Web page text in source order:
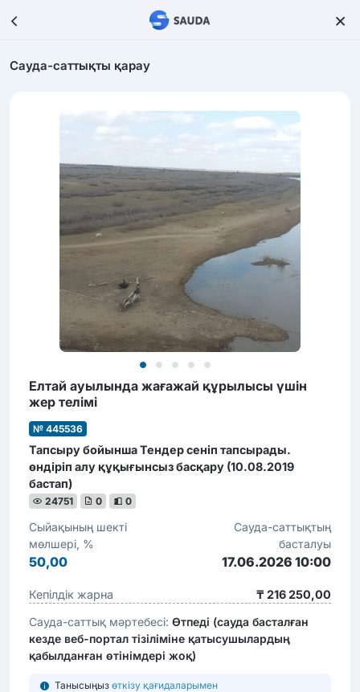
Сауда-саттықты қарау
Елтай ауылында жағажай құрылысы үшін
жер телімі
№ 445536
Тапсыру бойынша Тендер сеніп тапсырады.
өндіріп алу құқығынсыз басқару (10.08.2019
бастап)
24751 0 0
Сыйақының шекті
мөлшері, %
50,00
Сауда-саттықтың
басталуы
17.06.2026 10:00
Кепілдік жарна
₸ 216 250,00
Сауда-саттық мәртебесі: Өтпеді (сауда басталған
кезде веб-портал тізіліміне қатысушылардың
қабылданған өтінімдері жоқ)
Танысыңыз өткізу қағидаларымен